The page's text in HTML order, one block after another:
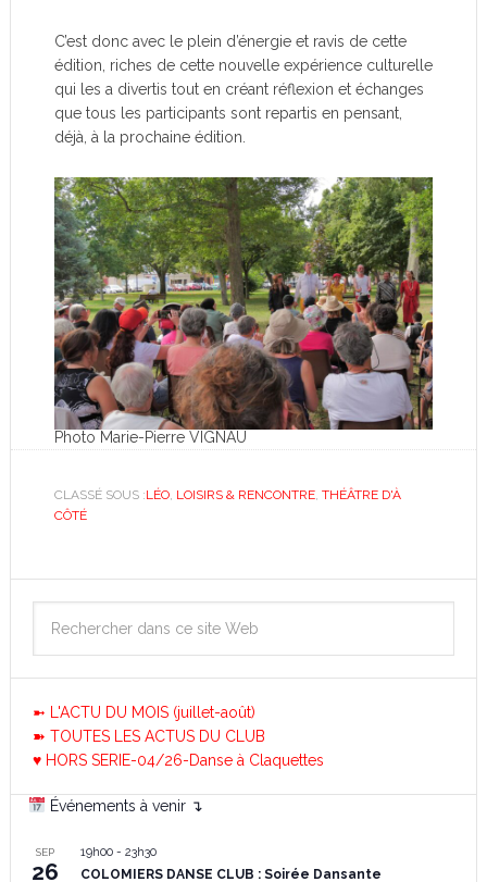
C’est donc avec le plein d’énergie et ravis de cette
édition, riches de cette nouvelle expérience culturelle
qui les a divertis tout en créant réflexion et échanges
que tous les participants sont repartis en pensant,
déjà, à la prochaine édition.
Photo Marie-Pierre VIGNAU
CLASSÉ SOUS :LÉO, LOISIRS & RENCONTRE, THÉÂTRE D'À
CÔTÉ
➼ L'ACTU DU MOIS (juillet-août)
➽ TOUTES LES ACTUS DU CLUB
♥ HORS SERIE-04/26-Danse à Claquettes
Événements à venir ↴
SEP
26
19h00- 23h30
COLOMIERS DANSE CLUB : Soirée Dansante